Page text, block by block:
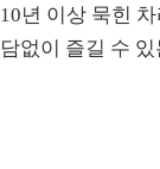
10년 이상 묵힌
담없이 즐길 수